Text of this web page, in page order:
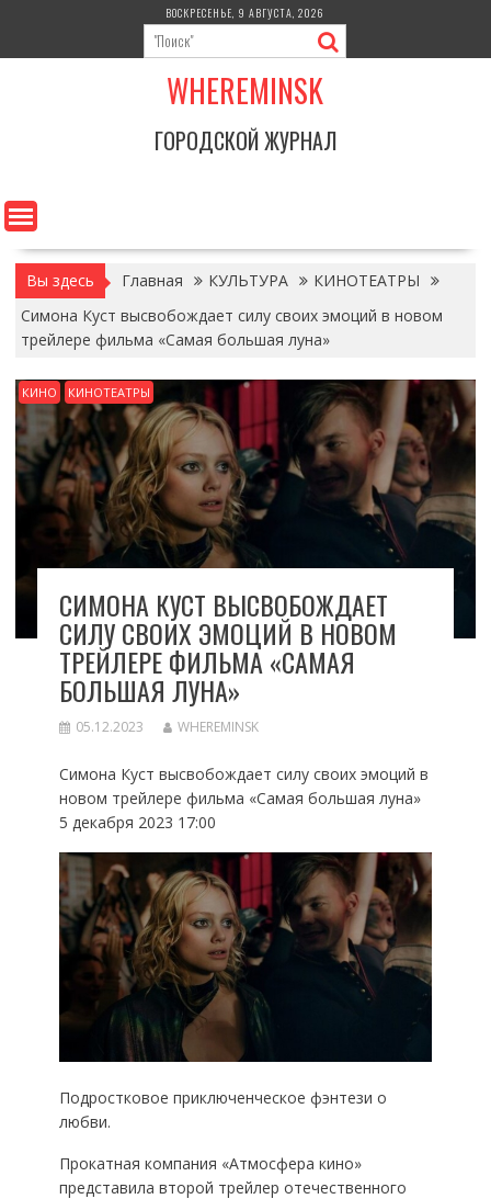
содержимому
ВОСКРЕСЕНЬЕ, 9 АВГУСТА, 2026
WHEREMINSK
ГОРОДСКОЙ ЖУРНАЛ
Вы здесь Главная КУЛЬТУРА
КИНОТЕАТРЫ
Симона Куст высвобождает силу своих эмоций в новом
трейлере фильма «Самая большая луна»
КИНО КИНОТЕАТРЫ
СИМОНА КУСТ ВЫСВОБОЖДАЕТ
СИЛУ СВОИХ ЭМОЦИЙ В НОВОМ
ТРЕЙЛЕРЕ ФИЛЬМА «САМАЯ
БОЛЬШАЯ ЛУНА»
05.12.2023 WHEREMINSK
Симона Куст высвобождает силу своих эмоций в
новом трейлере фильма «Самая большая луна»
5 декабря 2023 17:00
Подростковое приключенческое фэнтези о
любви.
Прокатная компания «Атмосфера кино»
представила второй трейлер отечественного